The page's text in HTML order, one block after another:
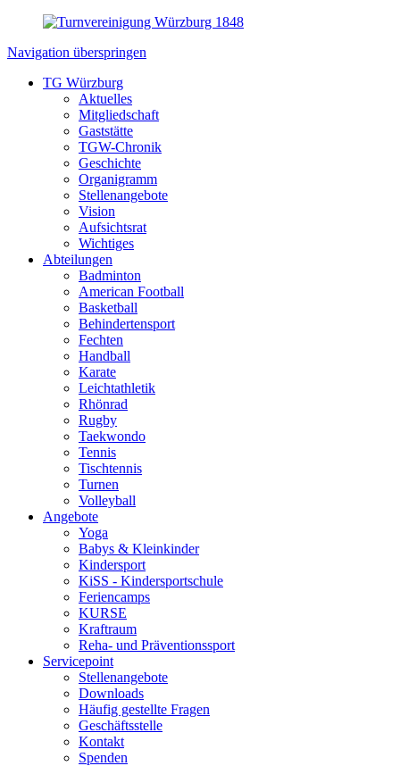
Navigation überspringen
TG Würzburg
Aktuelles
Mitgliedschaft
Gaststätte
TGW-Chronik
Geschichte
Organigramm
Stellenangebote
Vision
Aufsichtsrat
Wichtiges
Abteilungen
Badminton
American Football
Basketball
Behindertensport
Fechten
Handball
Karate
Leichtathletik
Rhönrad
Rugby
Taekwondo
Tennis
Tischtennis
Turnen
Volleyball
Angebote
Yoga
Babys & Kleinkinder
Kindersport
KiSS - Kindersportschule
Feriencamps
KURSE
Kraftraum
Reha- und Präventionssport
Servicepoint
Stellenangebote
Downloads
Häufig gestellte Fragen
Geschäftsstelle
Kontakt
Spenden